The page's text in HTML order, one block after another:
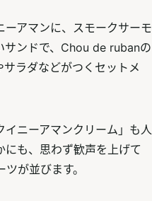
アマンに、スモークサーモ
サンドで、Chou de rubanの
ラダなどがつくセットメ
ニーアマンクリーム」も人
も、思わず歓声を上げて
が並びます。